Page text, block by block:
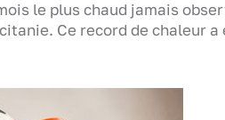
le plus chaud jamais
Ce record de chaleur a